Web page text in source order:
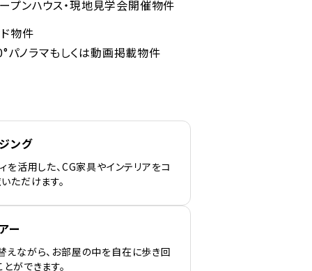
プンハウス・現地見学会開催物件
物件
パノラマもしくは動画掲載物件
ング
を活用した、CG家具やインテリアをコ
ただけます。
ー
えながら、お部屋の中を自在に歩き回
ができます。